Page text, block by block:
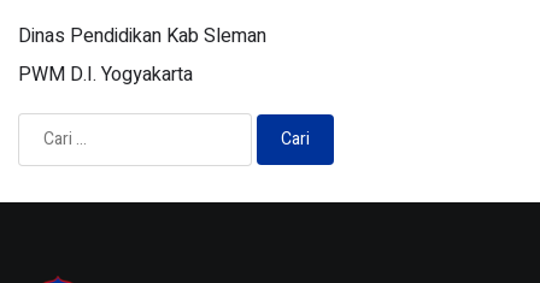
Dinas Pendidikan Kab Sleman
PWM D.I. Yogyakarta